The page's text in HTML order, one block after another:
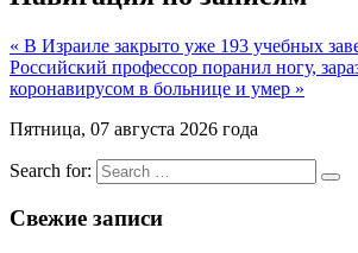
« В Израиле закрыто уже 193 учебных
Российский профессор поранил ногу,
коронавирусом в больнице и умер »
Пятница, 07 августа 2026 года
Search for:
Свежие записи